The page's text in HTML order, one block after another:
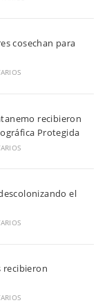
cosechan para
recibieron
Protegida
el
recibieron